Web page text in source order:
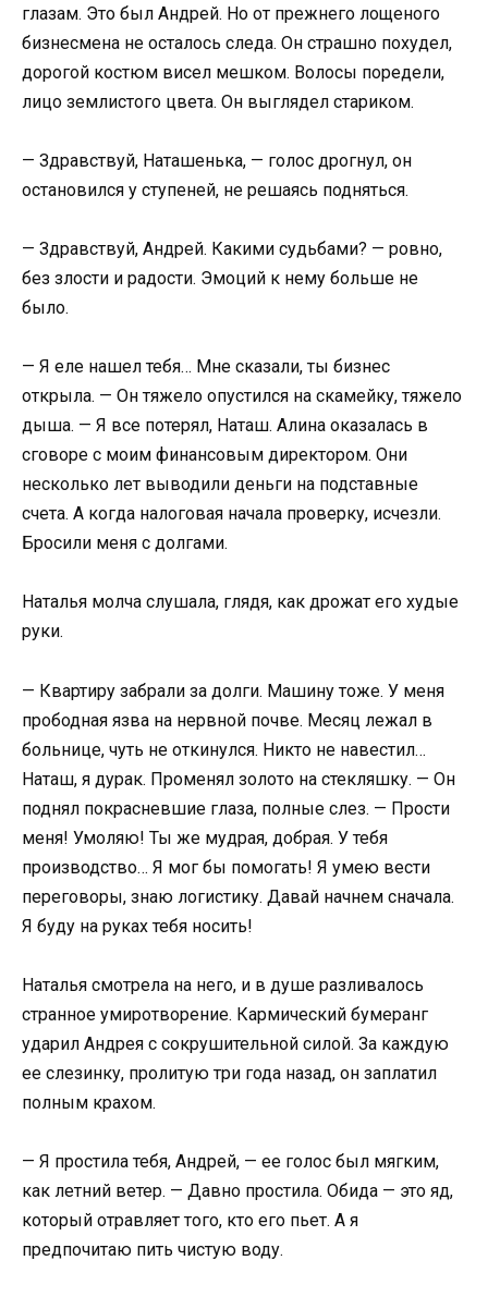
глазам. Это был Андрей. Но от прежнего лощеного
бизнесмена не осталось следа. Он страшно похудел,
дорогой костюм висел мешком. Волосы поредели,
лицо землистого цвета. Он выглядел стариком.
— Здравствуй, Наташенька, — голос дрогнул, он
остановился у ступеней, не решаясь подняться.
— Здравствуй, Андрей. Какими судьбами? — ровно,
без злости и радости. Эмоций к нему больше не
было.
— Я еле нашел тебя… Мне сказали, ты бизнес
открыла. — Он тяжело опустился на скамейку, тяжело
дыша. — Я все потерял, Наташ. Алина оказалась в
сговоре с моим финансовым директором. Они
несколько лет выводили деньги на подставные
счета. А когда налоговая начала проверку, исчезли.
Бросили меня с долгами.
Наталья молча слушала, глядя, как дрожат его худые
руки.
— Квартиру забрали за долги. Машину тоже. У меня
прободная язва на нервной почве. Месяц лежал в
больнице, чуть не откинулся. Никто не навестил…
Наташ, я дурак. Променял золото на стекляшку. — Он
поднял покрасневшие глаза, полные слез. — Прости
меня! Умоляю! Ты же мудрая, добрая. У тебя
производство… Я мог бы помогать! Я умею вести
переговоры, знаю логистику. Давай начнем сначала.
Я буду на руках тебя носить!
Наталья смотрела на него, и в душе разливалось
странное умиротворение. Кармический бумеранг
ударил Андрея с сокрушительной силой. За каждую
ее слезинку, пролитую три года назад, он заплатил
полным крахом.
— Я простила тебя, Андрей, — ее голос был мягким,
как летний ветер. — Давно простила. Обида — это яд,
который отравляет того, кто его пьет. А я
предпочитаю пить чистую воду.